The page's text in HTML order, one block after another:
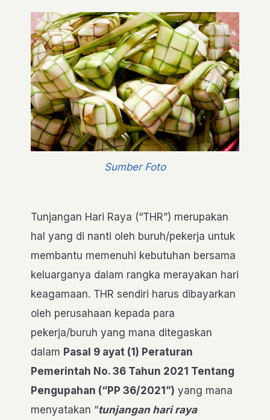
Sumber Foto
Tunjangan Hari Raya (“THR”) merupakan
hal yang di nanti oleh buruh/pekerja untuk
membantu memenuhi kebutuhan bersama
keluarganya dalam rangka merayakan hari
keagamaan. THR sendiri harus dibayarkan
oleh perusahaan kepada para
pekerja/buruh yang mana ditegaskan
dalam Pasal 9 ayat (1) Peraturan
Pemerintah No. 36 Tahun 2021 Tentang
Pengupahan (“PP 36/2021”) yang mana
menyatakan “tunjangan hari raya